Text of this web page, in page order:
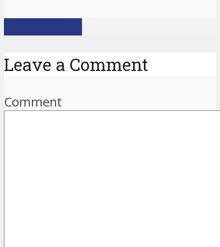
Leave a Comment
Comment